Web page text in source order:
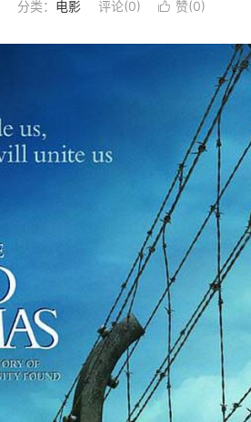
分类： 电影 评论(0)  赞(0)